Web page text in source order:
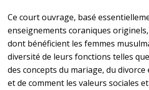
Ce court ouvrage, basé
enseignements coraniques
dont bénéficient les femmes
diversité de leurs fonctions telles
des concepts du mariage, du divorce
et de comment les valeurs sociales